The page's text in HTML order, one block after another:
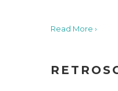
Read More ›